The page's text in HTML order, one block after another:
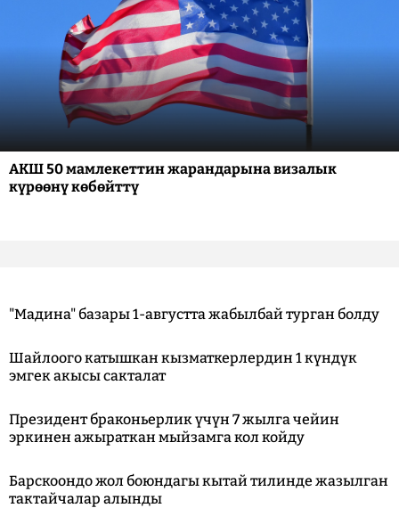
АКШ 50 мамлекеттин жарандарына визалык
күрөөнү көбөйттү
"Мадина" базары 1-августта жабылбай турган болду
Шайлоого катышкан кызматкерлердин 1 күндүк
эмгек акысы сакталат
Президент браконьерлик үчүн 7 жылга чейин
эркинен ажыраткан мыйзамга кол койду
Барскоондо жол боюндагы кытай тилинде жазылган
тактайчалар алынды